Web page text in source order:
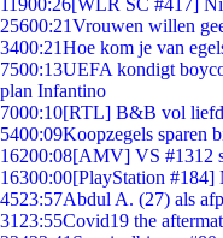
11900:26[WLR SC #417]
25600:21Vrouwen willen
3400:21Hoe kom je van
7500:13UEFA kondigt
plan Infantino
7000:10[RTL] B&B vol
5400:09Koopzegels sparen
16200:08[AMV] VS #1312
16300:00[PlayStation #184]
4523:57Abdul A. (27) als
31 23:55Covid19 the